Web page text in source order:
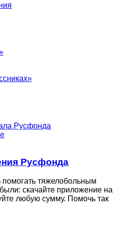
Русфонда
Русфонда
тяжелобольным
скачайте приложение на
любую сумму. Помочь так